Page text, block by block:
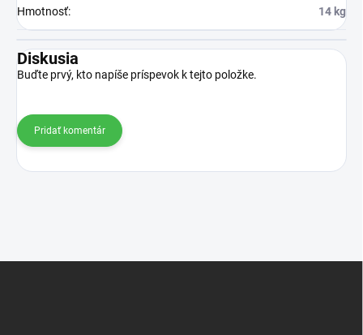
Hmotnosť: 14 kg
Diskusia
Buďte prvý, kto napíše príspevok k tejto položke.
Pridať komentár